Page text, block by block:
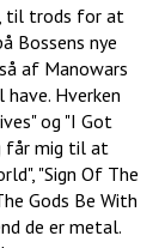
til trods for at
Bossens nye
af Manowars
Hverken
og "I Got
får mig til at
"Sign Of The
Gods Be With
de er metal.